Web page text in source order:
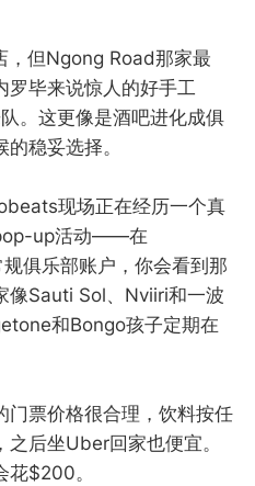
，但Ngong Road那家最
罗毕来说惊人的好手工
。这更像是酒吧进化成俱
稳妥选择。
现场正在经历一个真
up活动——在
俱乐部账户，你会看到那
像Sauti Sol、Nviiri和一波
和Bongo孩子定期在
门票价格很合理，饮料按任
后坐Uber回家也便宜。
花$200。